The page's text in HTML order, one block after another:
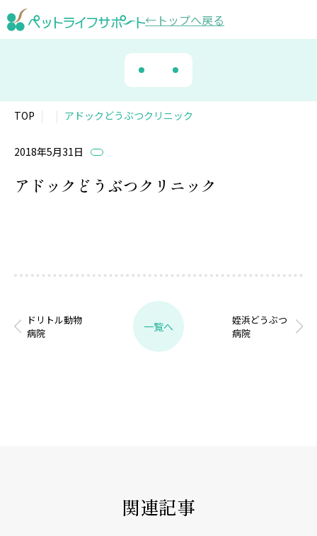
トップへ戻る
TOP アドックどうぶつクリニック
2018年5月31日
アドックどうぶつクリニック
ドリトル動物
病院
一覧へ
姪浜どうぶつ
病院
関連記事